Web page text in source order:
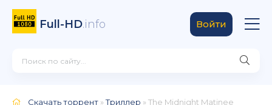
Full-HD.info Войти
Скачать торрент »Триллер » The Midnight Matinee